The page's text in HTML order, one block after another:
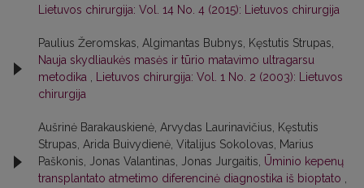
Lietuvos chirurgija: Vol. 14 No. 4 (2015): Lietuvos chirurgija
Paulius Žeromskas, Algimantas Bubnys, Kęstutis Strupas,
Nauja skydliaukės masės ir tūrio matavimo ultragarsu
metodika
Lietuvos chirurgija: Vol. 1 No. 2 (2003): Lietuvos
chirurgija
Aušrinė Barakauskienė, Arvydas Laurinavičius, Kęstutis
Strupas, Arida Buivydienė, Vitalijus Sokolovas, Marius
Paškonis, Jonas Valantinas, Jonas Jurgaitis, Ūminio kepenų
transplantato atmetimo diferencinė diagnostika iš bioptato